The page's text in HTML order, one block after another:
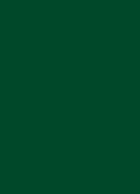
sa rozkladá
a
úpätia Malých
Jablonky a